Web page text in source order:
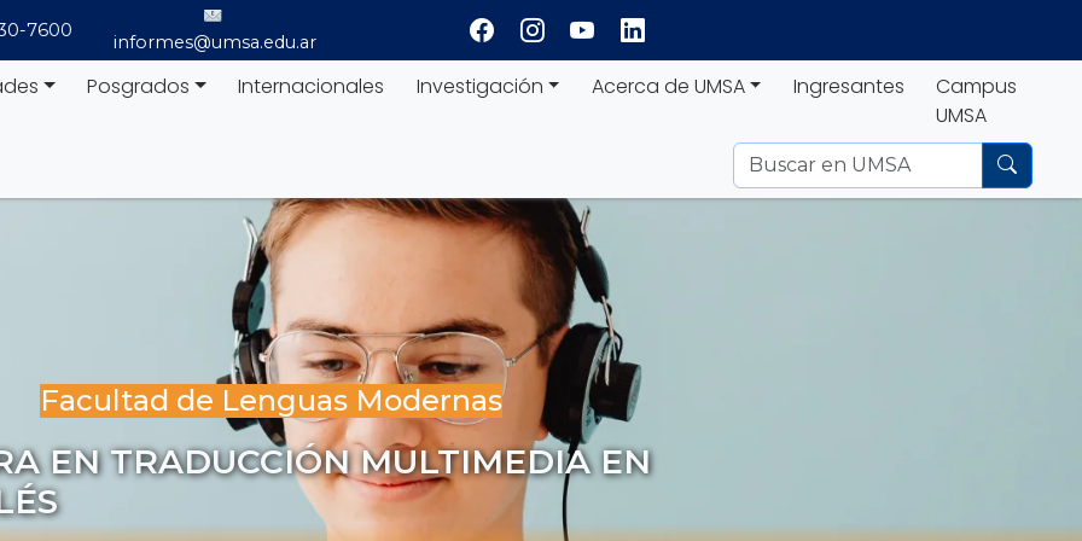
7600
informes@umsa.edu.ar
Posgrados Internacionales Investigación Acerca de UMSA Ingresantes
Campus
UMSA
EN TRADUCCIÓN MULTIMEDIA EN
Facultad de Lenguas Modernas